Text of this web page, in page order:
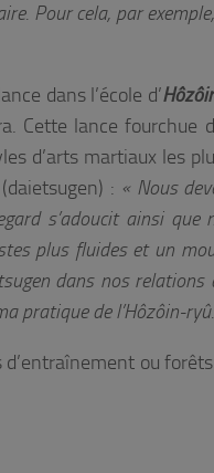
Pour cela, par
dans l’école d’
Cette lance
d’arts martiaux les
: « Nous
s’adoucit ainsi
plus fluides et un
dans nos
pratique de l’Hôzôin-
ou